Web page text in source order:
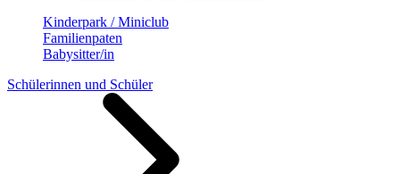
Kinderpark / Miniclub
Familienpaten
Babysitter/in
Schülerinnen und Schüler